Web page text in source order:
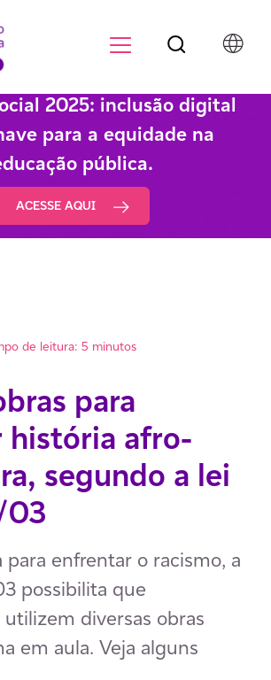
2025: inclusão digital
para a equidade na
pública.
ACESSE AQUI
de leitura: 5 minutos
para
história afro-
segundo a lei
03
para enfrentar o racismo, a
possibilita que
utilizem diversas obras
em aula. Veja alguns
Botão de